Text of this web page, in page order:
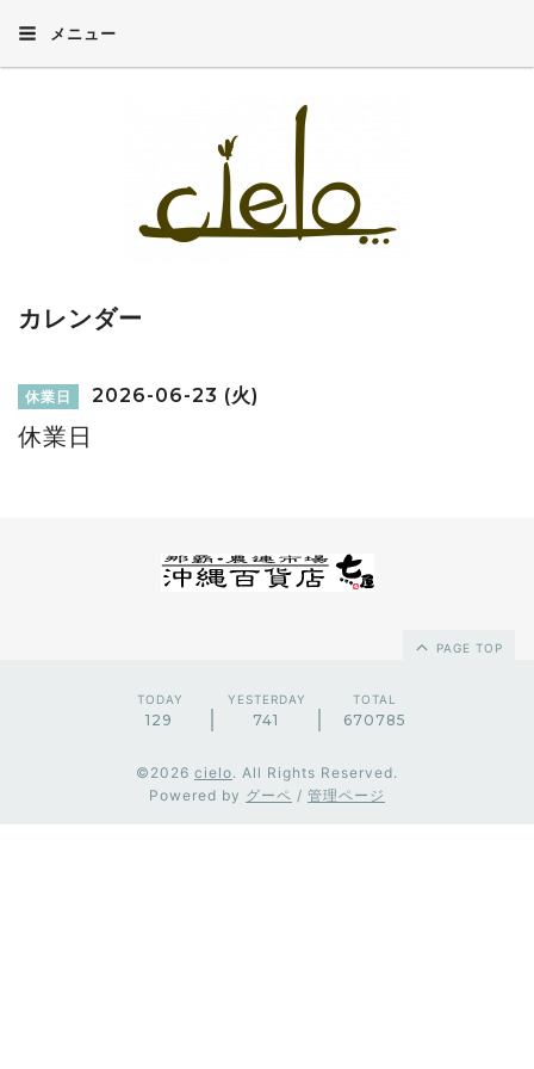
メニュー
カレンダー
休業日 2026-06-23 (火)
休業日
PAGE TOP
TODAY
129
YESTERDAY
741
TOTAL
670785
©2026 cielo. All Rights Reserved.
Powered by グーペ / 管理ページ